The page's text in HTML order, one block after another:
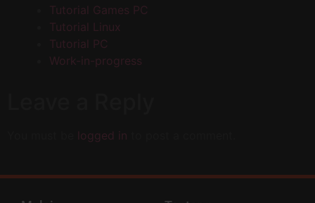
Tutorial Games PC
Tutorial Linux
Tutorial PC
Work-in-progress
logged in